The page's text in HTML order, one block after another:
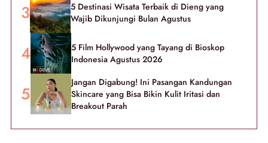
5 Destinasi Wisata Terbaik di Dieng yang
Wajib Dikunjungi Bulan Agustus
5 Film Hollywood yang Tayang di Bioskop
Indonesia Agustus 2026
Jangan Digabung! Ini Pasangan Kandungan
Skincare yang Bisa Bikin Kulit Iritasi dan
Breakout Parah